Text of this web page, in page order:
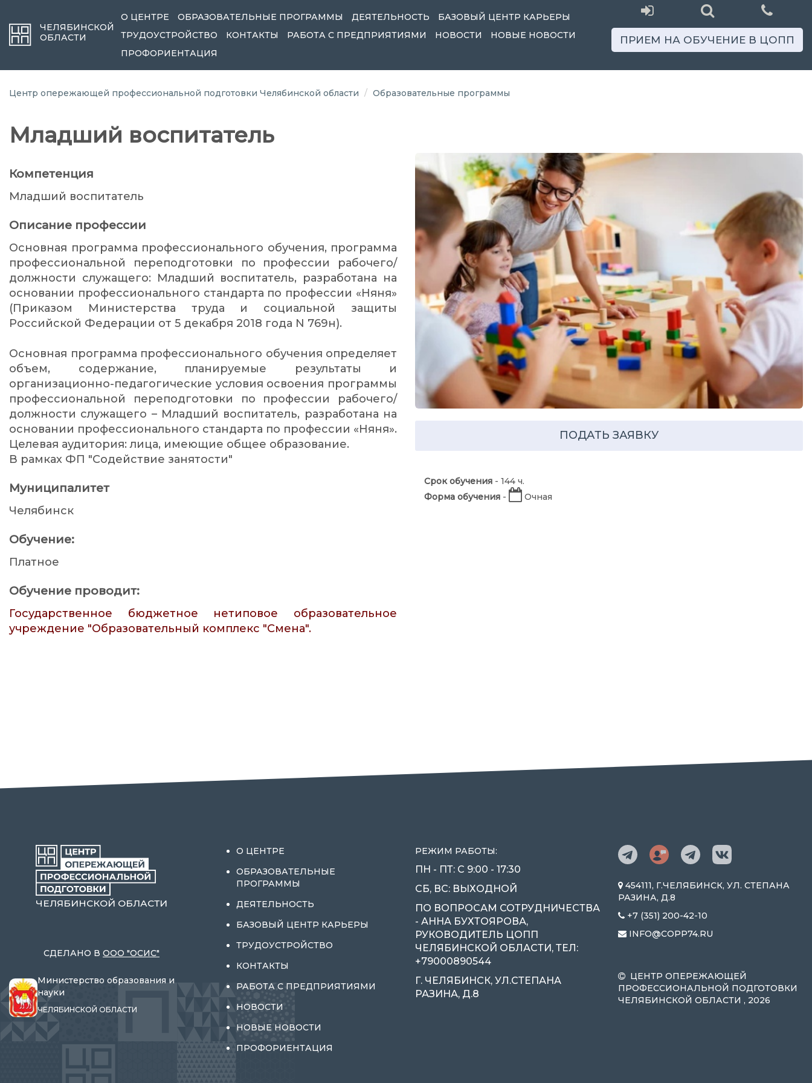
ЧЕЛЯБИНСКОЙ
ОБЛАСТИ
О ЦЕНТРЕ ОБРАЗОВАТЕЛЬНЫЕ ПРОГРАММЫ ДЕЯТЕЛЬНОСТЬ
БАЗОВЫЙ ЦЕНТР КАРЬЕРЫ
ТРУДОУСТРОЙСТВО
КОНТАКТЫ РАБОТА С ПРЕДПРИЯТИЯМИ НОВОСТИ
НОВЫЕ НОВОСТИ
ПРОФОРИЕНТАЦИЯ
ПРИЕМ НА ОБУЧЕНИЕ В ЦОПП
Центр опережающей профессиональной подготовки Челябинской области Образовательные программы
Младший воспитатель
Компетенция
Младший воспитатель
Описание профессии
Основная программа профессионального обучения, программа
профессиональной переподготовки по профессии рабочего/
должности служащего: Младший воспитатель, разработана на
основании профессионального стандарта по профессии «Няня»
(Приказом Министерства труда и социальной защиты
Российской Федерации от 5 декабря 2018 года N 769н).
Основная программа профессионального обучения определяет
объем, содержание, планируемые результаты и
организационно-педагогические условия освоения программы
профессиональной переподготовки по профессии рабочего/
должности служащего – Младший воспитатель, разработана на
основании профессионального стандарта по профессии «Няня».
Целевая аудитория: лица, имеющие общее образование.
В рамках ФП "Содействие занятости"
Муниципалитет
Челябинск
Обучение:
Платное
Обучение проводит:
Государственное бюджетное нетиповое образовательное
учреждение "Образовательный комплекс "Смена".
ПОДАТЬ ЗАЯВКУ
Срок обучения - 144 ч.
Форма обучения - Очная
ЧЕЛЯБИНСКОЙ ОБЛАСТИ
СДЕЛАНО В ООО "ОСИС"
Министерство образования и
науки
ЧЕЛЯБИНСКОЙ ОБЛАСТИ
О ЦЕНТРЕ
ОБРАЗОВАТЕЛЬНЫЕ
ПРОГРАММЫ
ДЕЯТЕЛЬНОСТЬ
БАЗОВЫЙ ЦЕНТР КАРЬЕРЫ
ТРУДОУСТРОЙСТВО
КОНТАКТЫ
РАБОТА С ПРЕДПРИЯТИЯМИ
НОВОСТИ
НОВЫЕ НОВОСТИ
ПРОФОРИЕНТАЦИЯ
РЕЖИМ РАБОТЫ:
ПН - ПТ: С 9:00 - 17:30
СБ, ВС: ВЫХОДНОЙ
ПО ВОПРОСАМ СОТРУДНИЧЕСТВА
- АННА БУХТОЯРОВА,
РУКОВОДИТЕЛЬ ЦОПП
ЧЕЛЯБИНСКОЙ ОБЛАСТИ, ТЕЛ:
+79000890544
Г. ЧЕЛЯБИНСК, УЛ.СТЕПАНА
РАЗИНА, Д.8
454111, Г.ЧЕЛЯБИНСК, УЛ. СТЕПАНА
РАЗИНА, Д.8
+7 (351) 200-42-10
INFO@COPP74.RU
ЦЕНТР ОПЕРЕЖАЮЩЕЙ
ПРОФЕССИОНАЛЬНОЙ ПОДГОТОВКИ
ЧЕЛЯБИНСКОЙ ОБЛАСТИ , 2026